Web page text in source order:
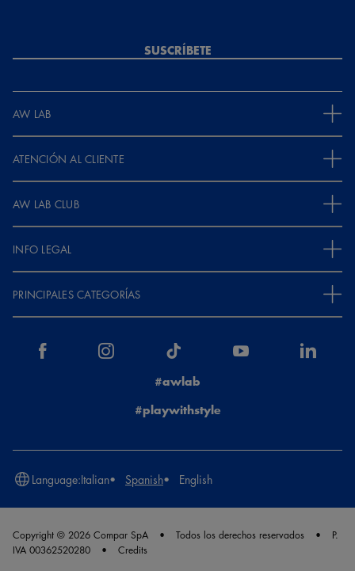
SUSCRÍBETE
AW LAB
ATENCIÓN AL CLIENTE
AW LAB CLUB
INFO LEGAL
PRINCIPALES CATEGORÍAS
#awlab
#playwithstyle
Language:Italian Spanish English
Copyright © 2026 Compar SpA Todos los derechos reservados
P.
IVA 00362520280
Credits